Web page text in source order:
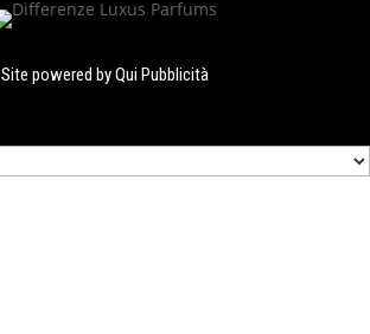
Site powered byQui Pubblicità